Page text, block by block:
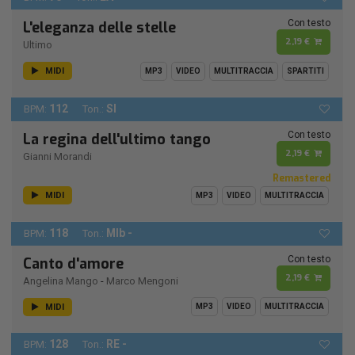
L'eleganza delle stelle
Ultimo
Con testo
2,19 €
MIDI MP3 VIDEO MULTITRACCIA SPARTITI
BPM: 112 Ton.: SI
La regina dell'ultimo tango
Gianni Morandi
Con testo
2,19 €
Remastered
MIDI MP3 VIDEO MULTITRACCIA
BPM: 118 Ton.: MIb -
Canto d'amore
Angelina Mango - Marco Mengoni
Con testo
2,19 €
MIDI MP3 VIDEO MULTITRACCIA
BPM: 128 Ton.: RE -